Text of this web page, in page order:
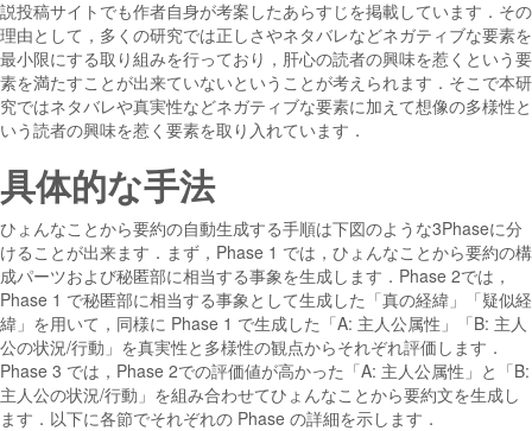
説投稿サイトでも作者自身が考案したあらすじを掲載しています．その
理由として，多くの研究では正しさやネタバレなどネガティブな要素を
最小限にする取り組みを行っており，肝心の読者の興味を惹くという要
素を満たすことが出来ていないということが考えられます．そこで本研
究ではネタバレや真実性などネガティブな要素に加えて想像の多様性と
いう読者の興味を惹く要素を取り入れています．
具体的な手法
ひょんなことから要約の自動生成する手順は下図のような3Phaseに分
けることが出来ます．まず，Phase 1 では，ひょんなことから要約の構
成パーツおよび秘匿部に相当する事象を生成します．Phase 2では，
Phase 1 で秘匿部に相当する事象として生成した「真の経緯」「疑似経
緯」を用いて，同様に Phase 1 で生成した「A: 主人公属性」「B: 主人
公の状況/行動」を真実性と多様性の観点からそれぞれ評価します．
Phase 3 では，Phase 2での評価値が高かった「A: 主人公属性」と「B:
主人公の状況/行動」を組み合わせてひょんなことから要約文を生成し
ます．以下に各節でそれぞれの Phase の詳細を示します．